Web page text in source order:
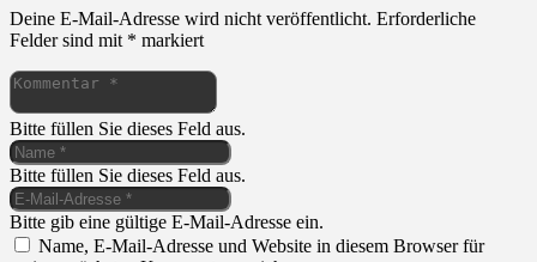
Deine E-Mail-Adresse wird nicht veröffentlicht. Erforderliche
Felder sind mit * markiert
Bitte füllen Sie dieses Feld aus.
Bitte füllen Sie dieses Feld aus.
Bitte gib eine gültige E-Mail-Adresse ein.
Name, E-Mail-Adresse und Website in diesem Browser für